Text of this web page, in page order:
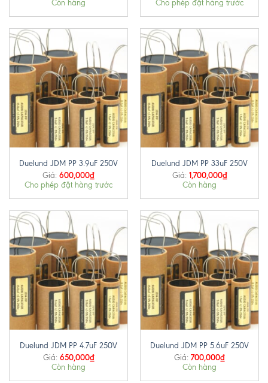
Còn hàng Cho phép đặt hàng trước
Duelund JDM PP 3.9uF 250V
Giá: 600,000₫
Cho phép đặt hàng trước
Duelund JDM PP 33uF 250V
Giá: 1,700,000₫
Còn hàng
Duelund JDM PP 4.7uF 250V
Giá: 650,000₫
Còn hàng
Duelund JDM PP 5.6uF 250V
Giá: 700,000₫
Còn hàng